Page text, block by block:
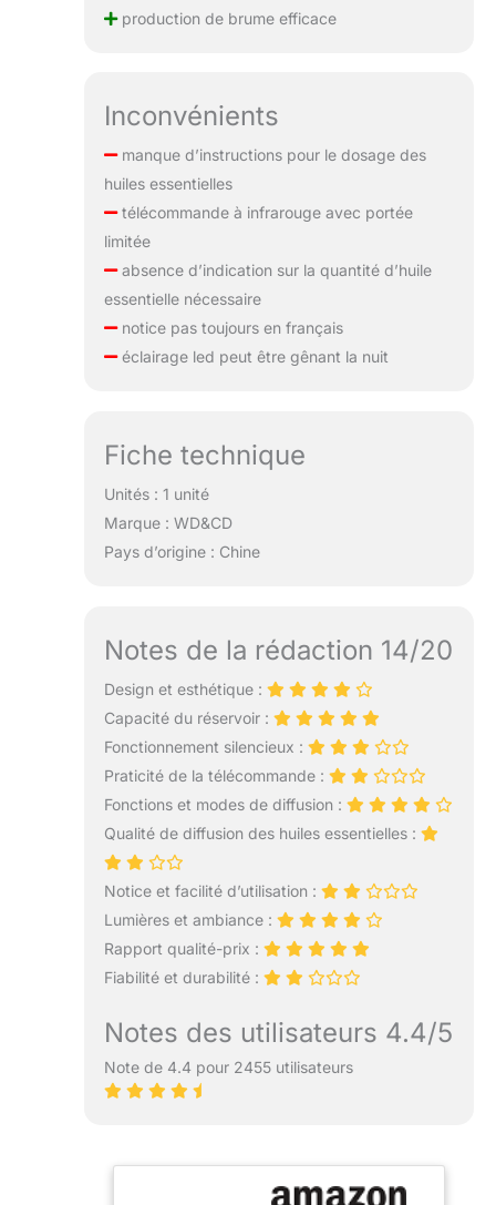
production de brume efficace
Inconvénients
manque d’instructions pour le dosage des
huiles essentielles
télécommande à infrarouge avec portée
limitée
absence d’indication sur la quantité d’huile
essentielle nécessaire
notice pas toujours en français
éclairage led peut être gênant la nuit
Fiche technique
Unités : 1 unité
Marque : WD&CD
Pays d’origine : Chine
Notes de la rédaction 14/20
Design et esthétique :
Capacité du réservoir :
Fonctionnement silencieux :
Praticité de la télécommande :
Fonctions et modes de diffusion :
Qualité de diffusion des huiles essentielles :
Notice et facilité d’utilisation :
Lumières et ambiance :
Rapport qualité-prix :
Fiabilité et durabilité :
Notes des utilisateurs 4.4/5
Note de 4.4 pour 2455 utilisateurs